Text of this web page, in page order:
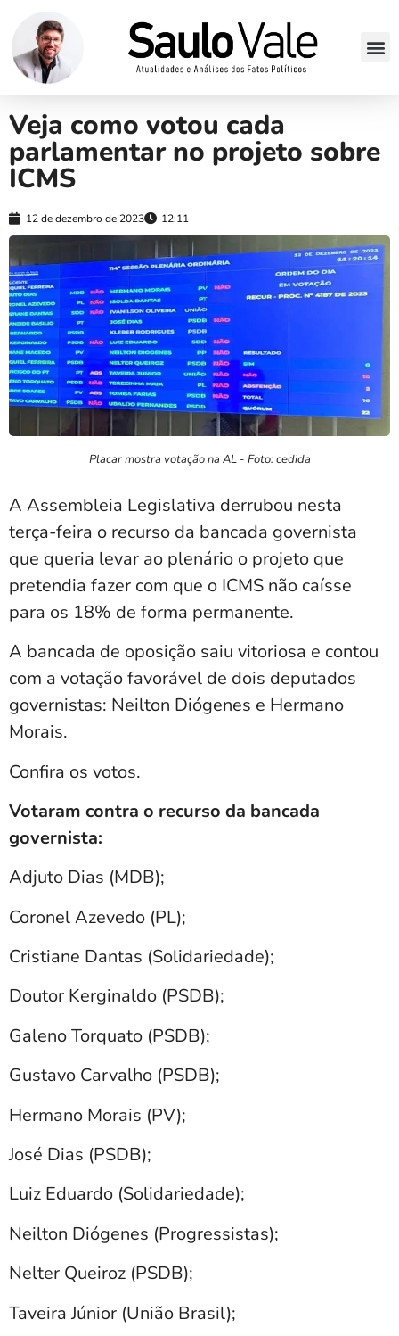
Veja como votou cada
parlamentar no projeto sobre
ICMS
12 de dezembro de 2023 12:11
Placar mostra votação na AL - Foto: cedida
A Assembleia Legislativa derrubou nesta
terça-feira o recurso da bancada governista
que queria levar ao plenário o projeto que
pretendia fazer com que o ICMS não caísse
para os 18% de forma permanente.
A bancada de oposição saiu vitoriosa e contou
com a votação favorável de dois deputados
governistas: Neilton Diógenes e Hermano
Morais.
Confira os votos.
Votaram contra o recurso da bancada
governista:
Adjuto Dias (MDB);
Coronel Azevedo (PL);
Cristiane Dantas (Solidariedade);
Doutor Kerginaldo (PSDB);
Galeno Torquato (PSDB);
Gustavo Carvalho (PSDB);
Hermano Morais (PV);
José Dias (PSDB);
Luiz Eduardo (Solidariedade);
Neilton Diógenes (Progressistas);
Nelter Queiroz (PSDB);
Taveira Júnior (União Brasil);